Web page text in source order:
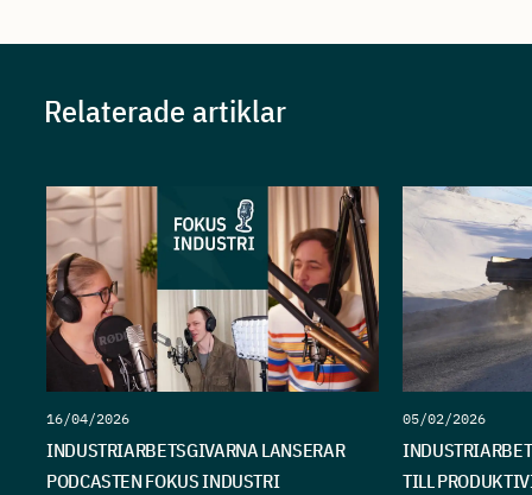
Relaterade artiklar
16/04/2026
INDUSTRIARBETSGIVARNA LANSERAR
PODCASTEN FOKUS INDUSTRI
05/02/2026
TILL